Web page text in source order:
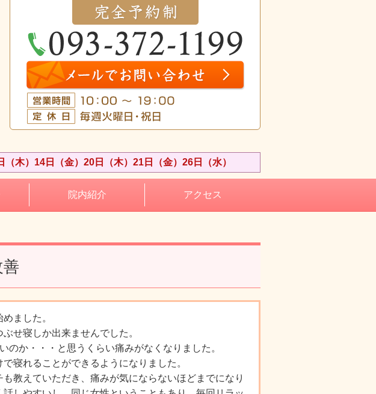
14日（金）20日（木）21日（金）26日（水）
院内紹介 アクセス
ました。
せ寝しか出来ませんでした。
のか・・・と思うくらい痛みがなくなりました。
寝れることができるようになりました。
教えていただき、痛みが気にならないほどまでになり